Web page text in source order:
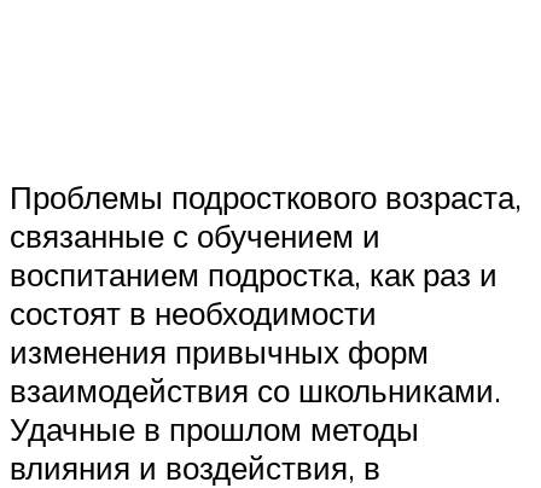
Проблемы подросткового возраста,
связанные с обучением и
воспитанием подростка, как раз и
состоят в необходимости
изменения привычных форм
взаимодействия со школьниками.
Удачные в прошлом методы
влияния и воздействия, в